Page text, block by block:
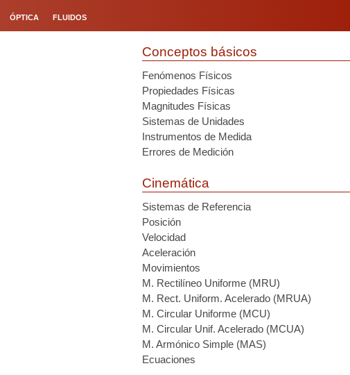
ÓPTICA FLUIDOS
Conceptos básicos
Fenómenos Físicos
Propiedades Físicas
Magnitudes Físicas
Sistemas de Unidades
Instrumentos de Medida
Errores de Medición
Cinemática
Sistemas de Referencia
Posición
Velocidad
Aceleración
Movimientos
M. Rectilíneo Uniforme (MRU)
M. Rect. Uniform. Acelerado (MRUA)
M. Circular Uniforme (MCU)
M. Circular Unif. Acelerado (MCUA)
M. Armónico Simple (MAS)
Ecuaciones